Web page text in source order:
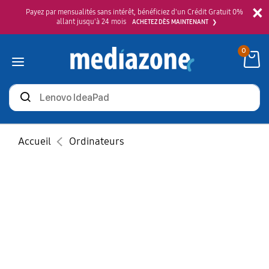
×
Payez par mensualités sans intérêt, bénéficiez d'un Crédit Gratuit 0%
allant jusqu'à 24 mois
ACHETEZ DÈS MAINTENANT
Rechercher
des
produits
0
Accueil Ordinateurs